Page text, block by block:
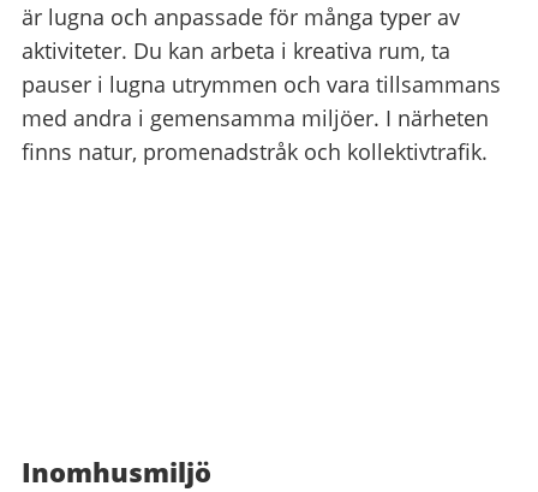
är lugna och anpassade för många typer av
aktiviteter. Du kan arbeta i kreativa rum, ta
pauser i lugna utrymmen och vara tillsammans
med andra i gemensamma miljöer. I närheten
finns natur, promenadstråk och kollektivtrafik.
Inomhusmiljö